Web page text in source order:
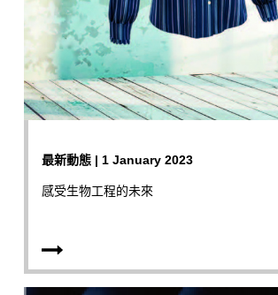
最新動態 | 1 January 2023
感受生物工程的未來